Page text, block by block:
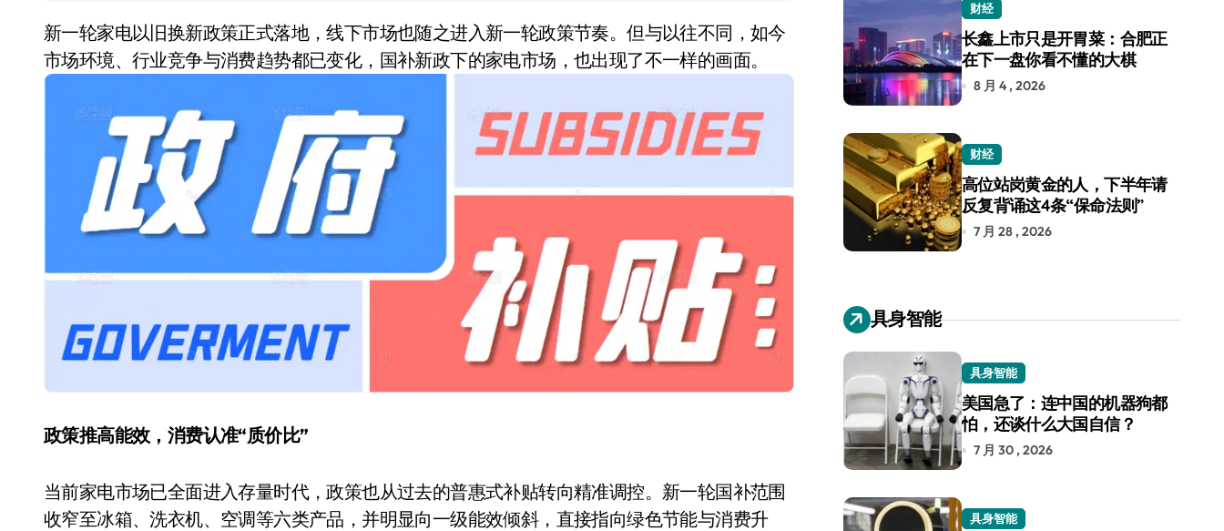
Windows 11家庭版和专业版，选错真的会后悔吗？
你的U盘格式对了吗？详解exFAT和NTFS的终极对决
轻到忽略不计 大疆Mini 2S内录实测，值不值得冲？
从“卖电视”到“定规则”：海信拿下RGB-Mini LED全球话语权
对不起胖东来，我先不学了——永辉的“休克疗法”宣告暂停
国际首次！中国钙钛矿探测器太空“开箱”，一边探测射线一边光伏发电
小米涨价！K90跳上3099，小米17标准版逼近4800
长鑫上市只是开胃菜：合肥正在下一盘你看不懂的大棋
耳机低音像白开水？90%的人第一步就做错了
复古玩家狂喜：Anbernic第三次复刻GBA SP，情怀拉满
Xbox 360 游戏终于要登 PC，光盘党也能“以盘换数”了？
净利润暴跌7.7%，苏泊尔开始靠“擦边”续命了？
新一轮家电以旧换新政策正式落地，线下市场也随之进入新一轮政策节奏。但与以往不同，如今
市场环境、行业竞争与消费趋势都已变化，国补新政下的家电市场，也出现了不一样的画面。
政策推高能效，消费认准“质价比”
当前家电市场已全面进入存量时代，政策也从过去的普惠式补贴转向精准调控。新一轮国补范围
收窄至冰箱、洗衣机、空调等六类产品，并明显向一级能效倾斜，直接指向绿色节能与消费升
财经
长鑫上市只是开胃菜：合肥正
在下一盘你看不懂的大棋
8 月 4 , 2026
财经
高位站岗黄金的人，下半年请
反复背诵这4条“保命法则”
7 月 28 , 2026
具身智能
具身智能
美国急了：连中国的机器狗都
怕，还谈什么大国自信？
7 月 30 , 2026
具身智能